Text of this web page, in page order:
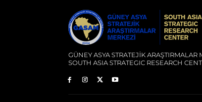
GÜNEY ASYA STRATEJİK ARAŞTIRMALAR
SOUTH ASIA STRATEGIC RESEARCH